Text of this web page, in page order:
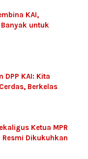
KAI,
untuk
DPP KAI: Kita
Berkelas
Ketua MPR
Resmi Dikukuhkan